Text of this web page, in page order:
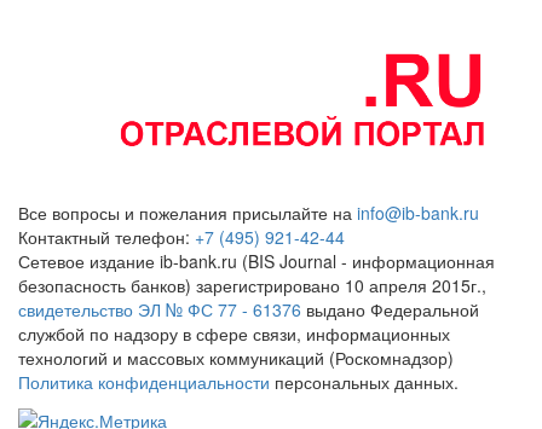
Все вопросы и пожелания присылайте на info@ib-bank.ru
Контактный телефон: +7 (495) 921-42-44
Сетевое издание ib-bank.ru (BIS Journal - информационная
безопасность банков) зарегистрировано 10 апреля 2015г.,
свидетельство ЭЛ № ФС 77 - 61376 выдано Федеральной
службой по надзору в сфере связи, информационных
технологий и массовых коммуникаций (Роскомнадзор)
Политика конфиденциальности персональных данных.